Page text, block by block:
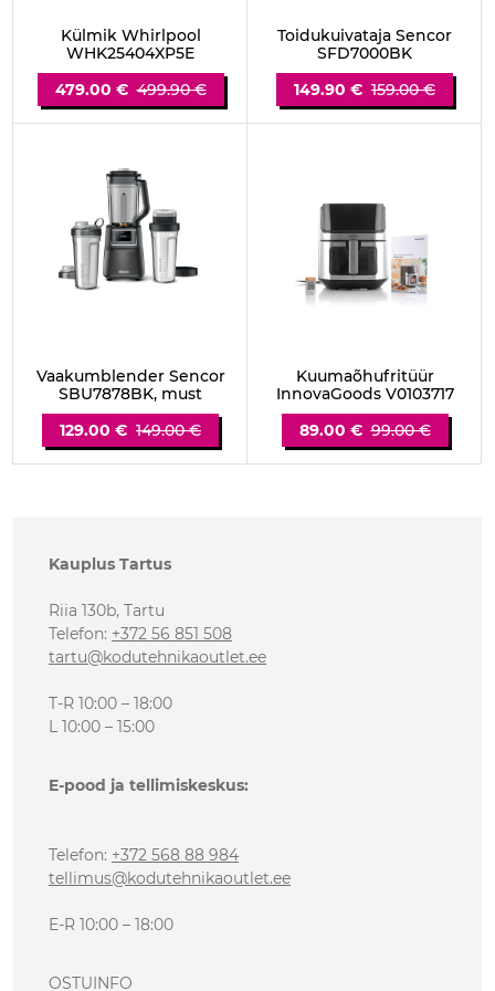
Külmik Whirlpool
WHK25404XP5E
479.00 € 499.90 €
Toidukuivataja Sencor
SFD7000BK
149.90 € 159.00 €
Vaakumblender Sencor
SBU7878BK, must
129.00 € 149.00 €
Kuumaõhufritüür
InnovaGoods V0103717
89.00 € 99.00 €
Kauplus Tartus
Riia 130b, Tartu
Telefon: +372 56 851 508
tartu@kodutehnikaoutlet.ee
T-R 10:00 – 18:00
L 10:00 – 15:00
E-pood ja tellimiskeskus:
Telefon: +372 568 88 984
tellimus@kodutehnikaoutlet.ee
E-R 10:00 – 18:00
OSTUINFO